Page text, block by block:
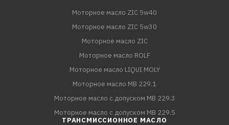
Моторное масло ZIC 5w40
Моторное масло ZIC 5w30
Моторное масло ZIC
Моторное масло ROLF
Моторное масло LIQUI MOLY
Моторное масло MB 229.1
Моторное масло с допуском MB 229.3
Моторное масло с допуском MB 229.5
ТРАНСМИССИОННОЕ МАСЛО